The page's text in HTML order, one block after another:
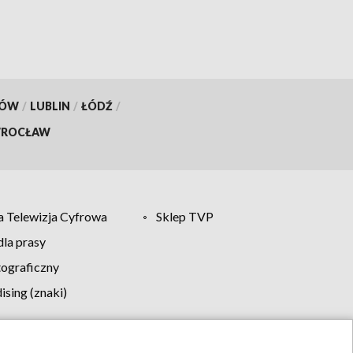
/ LUBLIN / ŁÓDŹ /
Telewizja Cyfrowa
Sklep TVP
prasy
(znaki)